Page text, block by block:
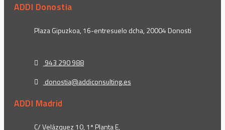
ADDI Donostia
Plaza Gipuzkoa, 16-entresuelo dcha, 20004 Donosti
943 290 988
donostia@addiconsulting.es
ADDI Madrid
C/ Velázquez 10, 1ª Planta E,